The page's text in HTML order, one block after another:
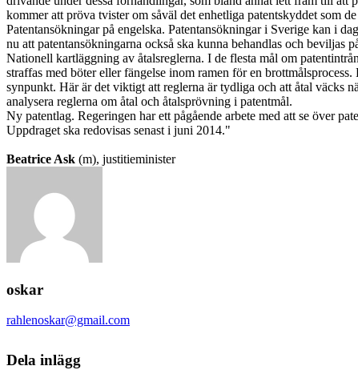
kommer att pröva tvister om såväl det enhetliga patentskyddet som
Patentansökningar på engelska. Patentansökningar i Sverige kan i
nu att patentansökningarna också ska kunna behandlas och beviljas
Nationell kartläggning av åtalsreglerna. I de flesta mål om
straffas med böter eller fängelse inom ramen för en
synpunkt. Här är det viktigt att reglerna är tydliga och att åtal väcks
analysera reglerna om åtal och åtalsprövning i patentmål.
Ny patentlag. Regeringen har ett pågående arbete med att se över
Uppdraget ska redovisas senast i juni 2014."
Beatrice Ask (m), justitieminister
oskar
rahlenoskar@gmail.com
Dela inlägg